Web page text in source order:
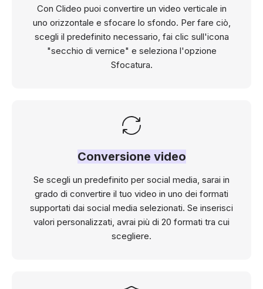
Con Clideo puoi convertire un video verticale in
uno orizzontale e sfocare lo sfondo. Per fare ciò,
scegli il predefinito necessario, fai clic sull'icona
"secchio di vernice" e seleziona l'opzione
Sfocatura.
Conversione video
Se scegli un predefinito per social media, sarai in
grado di convertire il tuo video in uno dei formati
supportati dai social media selezionati. Se inserisci
valori personalizzati, avrai più di 20 formati tra cui
scegliere.